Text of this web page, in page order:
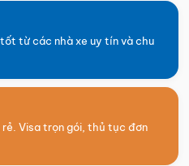
từ các nhà xe uy tín và chu
rẻ. Visa trọn gói, thủ tục đơn